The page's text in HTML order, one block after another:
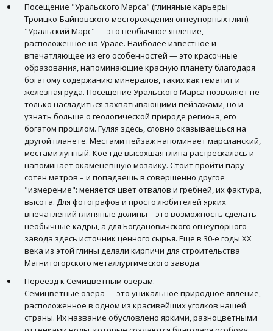
Посещение "Уральского Марса" (глиняные карьеры
Троицко-Байновского месторождения огнеупорных глин).
"Уральский Марс" — это необычное явление,
расположенное на Урале. Наиболее известное и
впечатляющее из его особенностей — это красочные
образования, напоминающие красную планету благодаря
богатому содержанию минералов, таких как гематит и
железная руда. Посещение Уральского Марса позволяет не
только насладиться захватывающими пейзажами, но и
узнать больше о геологической природе региона, его
богатом прошлом. Гуляя здесь, словно оказываешься на
другой планете. Местами пейзаж напоминает марсианский,
местами лунный. Кое-где высохшая глина растрескалась и
напоминает окаменевшую мозаику. Стоит пройти пару
сотен метров – и попадаешь в совершенно другое
"измерение": меняется цвет отвалов и гребней, их фактура,
высота. Для фотографов и просто любителей ярких
впечатлений глиняные долины – это возможность сделать
необычные кадры, а для Богдановичского огнеупорного
завода здесь источник ценного сырья. Еще в 30-е годы XX
века из этой глины делали кирпичи для строительства
Магнитогорского металлургического завода.
Переезд к Семицветным озерам.
Семицветные озёра — это уникальное природное явление,
расположенное в одном из красивейших уголков нашей
страны. Их название обусловлено яркими, разноцветными